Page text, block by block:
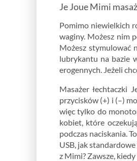
Je Joue Mimi
Pomimo niewielkich
waginy. Możesz nim
Możesz stymulować
lubrykantu na bazie
erogennych. Jeżeli
Masażer łechtaczki
przycisków (+) i (–)
więc tylko do
kobiet, które
podczas naciskania.
USB, jak
z Mimi? Zawsze,